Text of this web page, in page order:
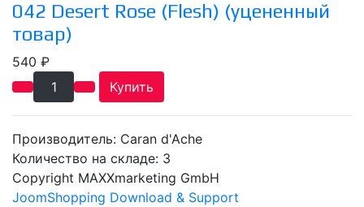
042 Desert Rose (Flesh) (уцененный
товар)
540 ₽
Купить
Производитель: Caran d'Ache
Количество на складе: 3
Copyright MAXXmarketing GmbH
JoomShopping Download & Support